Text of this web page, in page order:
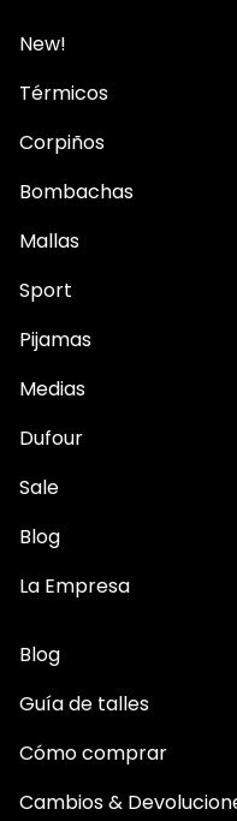
New!
Térmicos
Corpiños
Bombachas
Mallas
Sport
Pijamas
Medias
Dufour
Sale
Blog
La Empresa
Blog
Guía de talles
Cómo comprar
Cambios &